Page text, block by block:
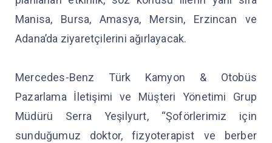
Manisa, Bursa, Amasya, Mersin, Erzincan ve
Adana’da ziyaretçilerini ağırlayacak.
Mercedes-Benz Türk Kamyon & Otobüs
Pazarlama İletişimi ve Müşteri Yönetimi Grup
Müdürü Serra Yeşilyurt, “Şoförlerimiz için
sunduğumuz doktor, fizyoterapist ve berber